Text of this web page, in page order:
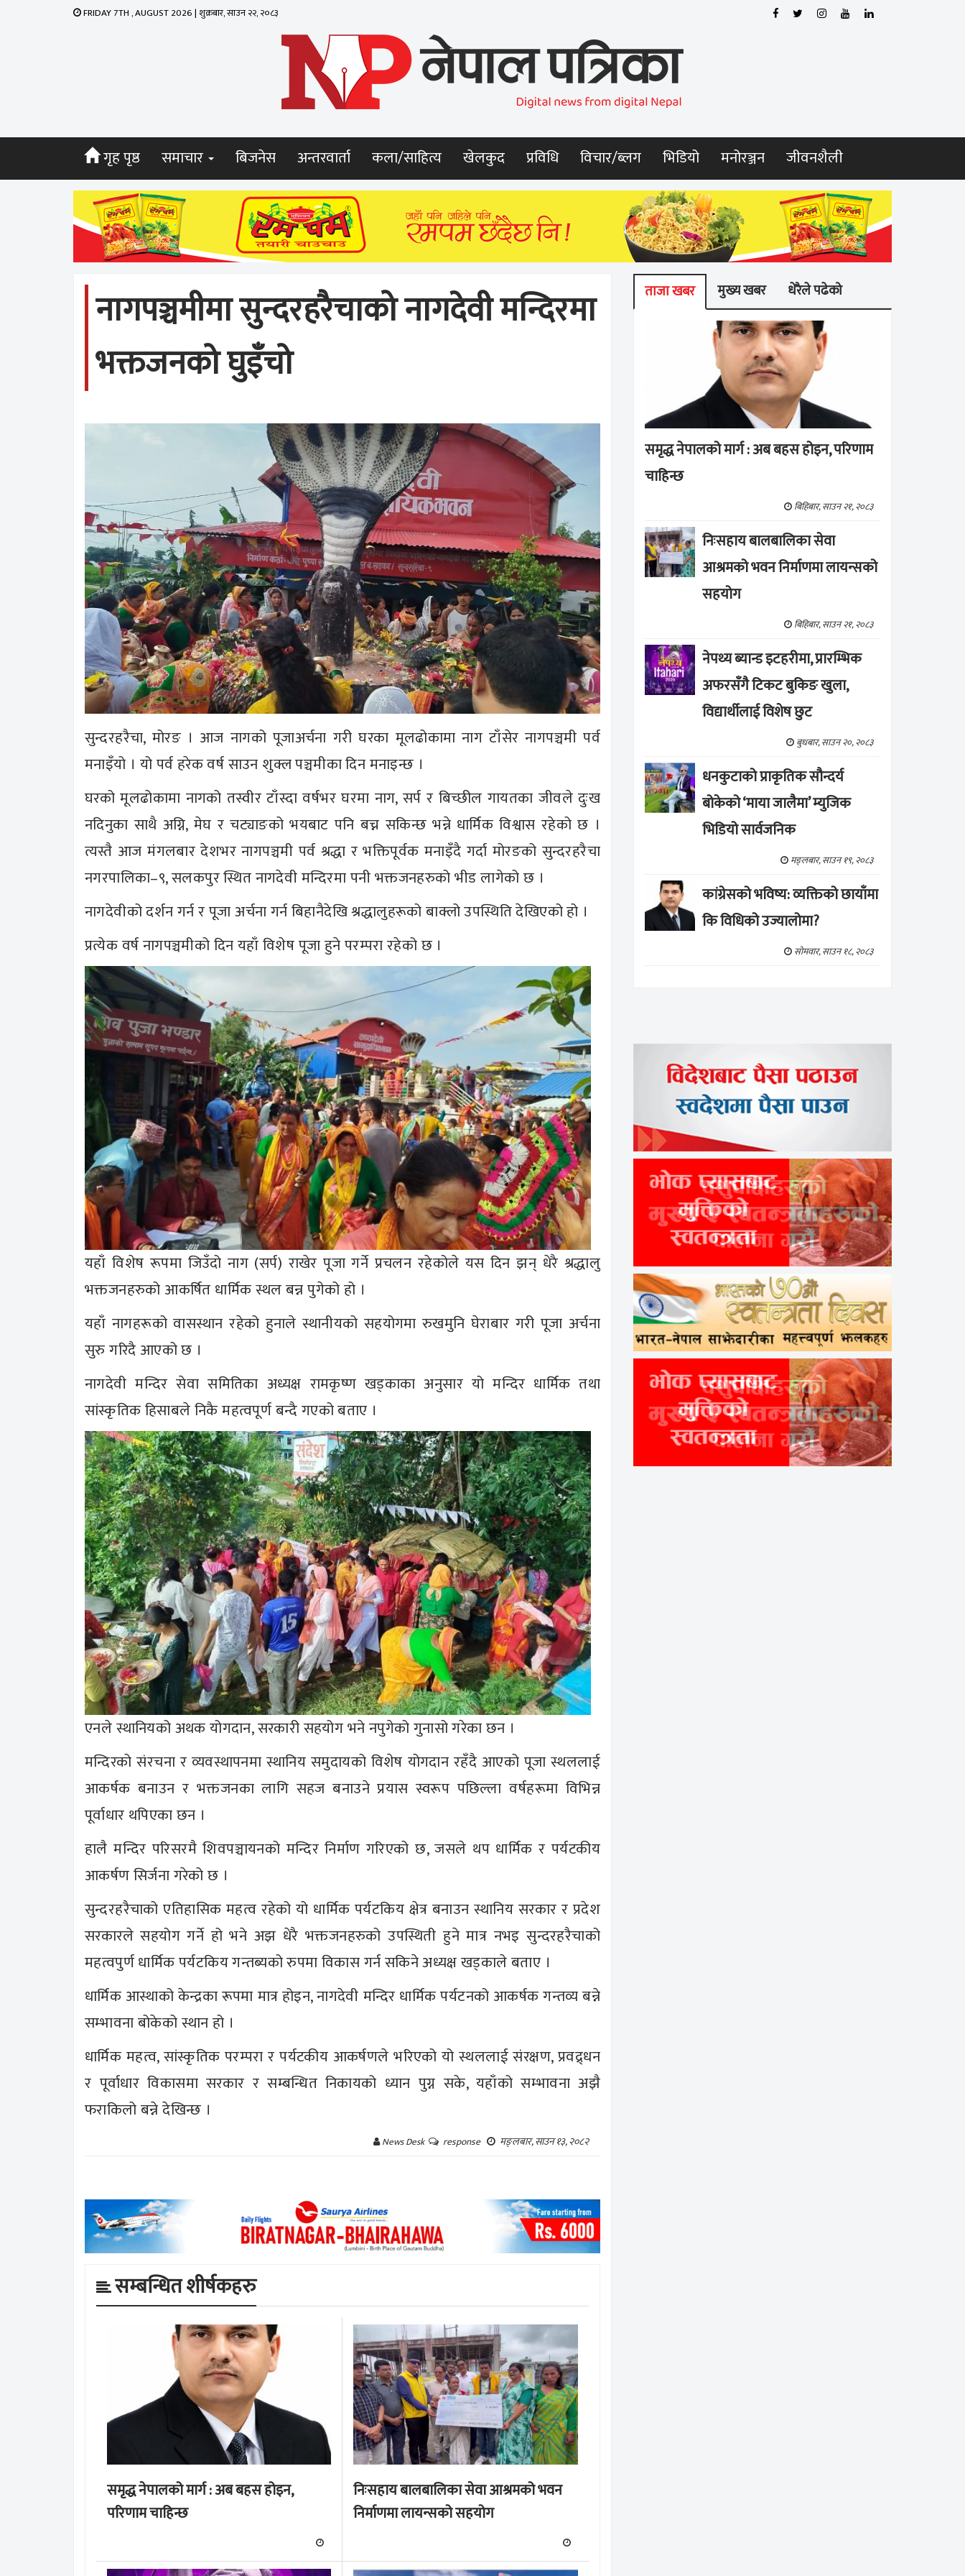
FRIDAY 7TH , AUGUST 2026 | शुक्रबार, साउन २२, २०८३
गृह पृष्ठ समाचार बिजनेस अन्तरवार्ता कला/साहित्य खेलकुद प्रविधि विचार/ब्लग भिडियो मनोरञ्जन जीवनशैली
नागपञ्चमीमा सुन्दरहरैचाको नागदेवी मन्दिरमा
भक्तजनको घुइँचो
सुन्दरहरैचा, मोरङ । आज नागको पूजाअर्चना गरी घरका मूलढोकामा नाग टाँसेर नागपञ्चमी पर्व
मनाइँयो । यो पर्व हरेक वर्ष साउन शुक्ल पञ्चमीका दिन मनाइन्छ ।
घरको मूलढोकामा नागको तस्वीर टाँस्दा वर्षभर घरमा नाग, सर्प र बिच्छील गायतका जीवले दुःख
नदिनुका साथै अग्नि, मेघ र चट्याङको भयबाट पनि बच्न सकिन्छ भन्ने धार्मिक विश्वास रहेको छ ।
त्यस्तै आज मंगलबार देशभर नागपञ्चमी पर्व श्रद्धा र भक्तिपूर्वक मनाइँदै गर्दा मोरङको सुन्दरहरैचा
नगरपालिका–९, सलकपुर स्थित नागदेवी मन्दिरमा पनी भक्तजनहरुको भीड लागेको छ ।
नागदेवीको दर्शन गर्न र पूजा अर्चना गर्न बिहानैदेखि श्रद्धालुहरूको बाक्लो उपस्थिति देखिएको हो ।
प्रत्येक वर्ष नागपञ्चमीको दिन यहाँ विशेष पूजा हुने परम्परा रहेको छ ।
यहाँ विशेष रूपमा जिउँदो नाग (सर्प) राखेर पूजा गर्ने प्रचलन रहेकोले यस दिन झन् धेरै श्रद्धालु
भक्तजनहरुको आकर्षित धार्मिक स्थल बन्न पुगेको हो ।
यहाँ नागहरूको वासस्थान रहेको हुनाले स्थानीयको सहयोगमा रुखमुनि घेराबार गरी पूजा अर्चना
सुरु गरिदै आएको छ ।
नागदेवी मन्दिर सेवा समितिका अध्यक्ष रामकृष्ण खड्काका अनुसार यो मन्दिर धार्मिक तथा
सांस्कृतिक हिसाबले निकै महत्वपूर्ण बन्दै गएको बताए ।
एनले स्थानियको अथक योगदान, सरकारी सहयोग भने नपुगेको गुनासो गरेका छन ।
मन्दिरको संरचना र व्यवस्थापनमा स्थानिय समुदायको विशेष योगदान रहँदै आएको पूजा स्थललाई
आकर्षक बनाउन र भक्तजनका लागि सहज बनाउने प्रयास स्वरूप पछिल्ला वर्षहरूमा विभिन्न
पूर्वाधार थपिएका छन ।
हालै मन्दिर परिसरमै शिवपञ्चायनको मन्दिर निर्माण गरिएको छ, जसले थप धार्मिक र पर्यटकीय
आकर्षण सिर्जना गरेको छ ।
सुन्दरहरैचाको एतिहासिक महत्व रहेको यो धार्मिक पर्यटकिय क्षेत्र बनाउन स्थानिय सरकार र प्रदेश
सरकारले सहयोग गर्ने हो भने अझ धेरै भक्तजनहरुको उपस्थिती हुने मात्र नभइ सुन्दरहरैचाको
महत्वपुर्ण धार्मिक पर्यटकिय गन्तब्यको रुपमा विकास गर्न सकिने अध्यक्ष खड्काले बताए ।
धार्मिक आस्थाको केन्द्रका रूपमा मात्र होइन, नागदेवी मन्दिर धार्मिक पर्यटनको आकर्षक गन्तव्य बन्ने
सम्भावना बोकेको स्थान हो ।
धार्मिक महत्व, सांस्कृतिक परम्परा र पर्यटकीय आकर्षणले भरिएको यो स्थललाई संरक्षण, प्रवद्र्धन
र पूर्वाधार विकासमा सरकार र सम्बन्धित निकायको ध्यान पुग्न सके, यहाँको सम्भावना अझै
फराकिलो बन्ने देखिन्छ ।
News Desk response मङ्लबार, साउन १३, २०८२
सम्बन्धित शीर्षकहरु
समृद्ध नेपालको मार्ग : अब बहस होइन,
परिणाम चाहिन्छ
निःसहाय बालबालिका सेवा आश्रमको भवन
निर्माणमा लायन्सको सहयोग
ताजा खबर मुख्य खबर धेरैले पढेको
समृद्ध नेपालको मार्ग : अब बहस होइन, परिणाम
चाहिन्छ
बिहिबार, साउन २१, २०८३
निःसहाय बालबालिका सेवा
आश्रमको भवन निर्माणमा लायन्सको
सहयोग
बिहिबार, साउन २१, २०८३
नेपथ्य ब्यान्ड इटहरीमा, प्रारम्भिक
अफरसँगै टिकट बुकिङ खुला,
विद्यार्थीलाई विशेष छुट
बुधबार, साउन २०, २०८३
धनकुटाको प्राकृतिक सौन्दर्य
बोकेको ‘माया जालैमा’ म्युजिक
भिडियो सार्वजनिक
मङ्लबार, साउन १९, २०८३
कांग्रेसको भविष्य: व्यक्तिको छायाँमा
कि विधिको उज्यालोमा?
सोमवार, साउन १८, २०८३